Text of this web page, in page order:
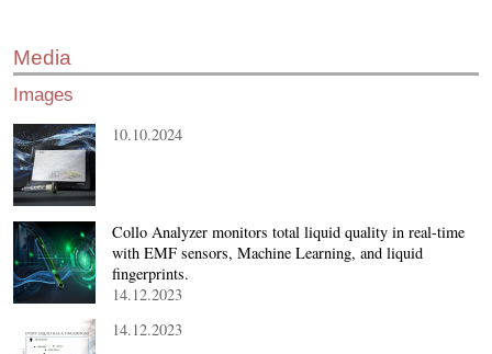
Media
Images
10.10.2024
Collo Analyzer monitors total liquid quality in real-time
with EMF sensors, Machine Learning, and liquid
fingerprints.
14.12.2023
14.12.2023